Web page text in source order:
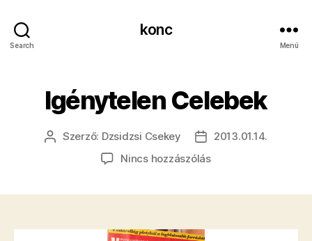
Search
konc
Menü
Igénytelen Celebek
Bejegyzés
Szerző: Dzsidzsi Csekey
Bejegyzés
dátuma
2013.01.14.
Nincs hozzászólása(z)